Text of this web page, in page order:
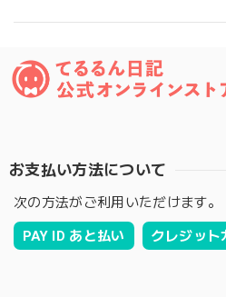
お支払い方法について
次の方法がご利用いただけます。
PAY ID あと払い クレジット